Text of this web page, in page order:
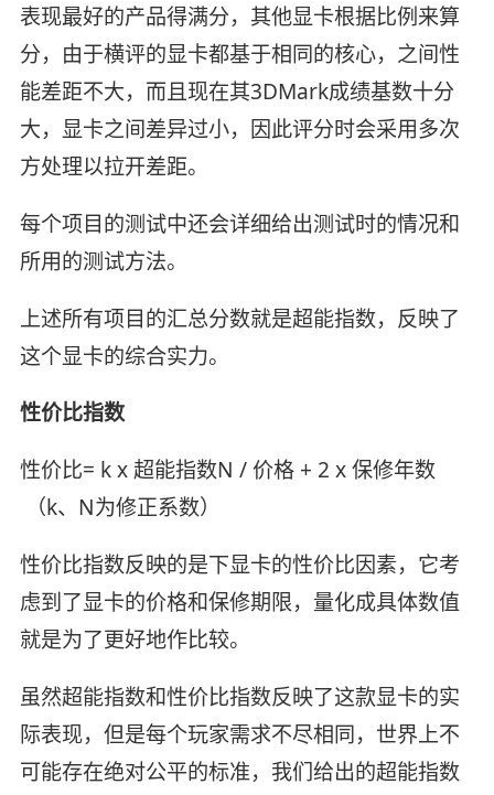
表现最好的产品得满分，其他显卡根据比例来算
分，由于横评的显卡都基于相同的核心，之间性
能差距不大，而且现在其3DMark成绩基数十分
大，显卡之间差异过小，因此评分时会采用多次
方处理以拉开差距。
每个项目的测试中还会详细给出测试时的情况和
所用的测试方法。
上述所有项目的汇总分数就是超能指数，反映了
这个显卡的综合实力。
性价比指数
性价比= k x 超能指数N / 价格 + 2 x 保修年数
（k、N为修正系数）
性价比指数反映的是下显卡的性价比因素，它考
虑到了显卡的价格和保修期限，量化成具体数值
就是为了更好地作比较。
虽然超能指数和性价比指数反映了这款显卡的实
际表现，但是每个玩家需求不尽相同，世界上不
可能存在绝对公平的标准，我们给出的超能指数